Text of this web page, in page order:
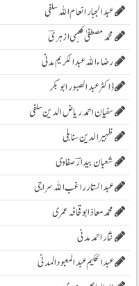
عبدالجبار انعام اللہ سلفی
محمد مصطفیٰ کعبی ازہریؔ
رضاء اللہ عبد الکریم مدنی
ڈاکٹر عبد الصبور ابو بکر
سفیان احمد ریاض الدین سلفی
ظہیرالدین سنابلی
شعبان بیدارؔ صفاوی
عبدالستار راغب اللہ سراجی
محمدمعاذابوقحافہ عمری
نثار احمد مدنی
عبدالحکیم عبدالمعبودالمدنی